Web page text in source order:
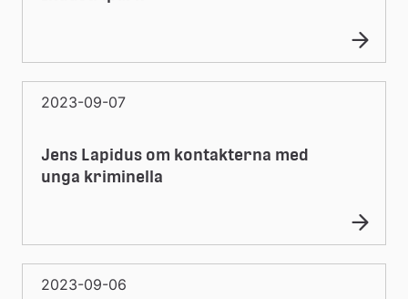
2023-09-07
Jens Lapidus om kontakterna med
unga kriminella
2023-09-06